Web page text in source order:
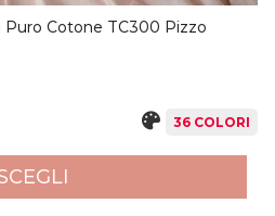
Puro Cotone TC300 Pizzo
36 COLORI